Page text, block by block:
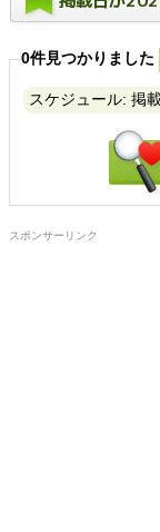
0件見つかりました
スケジュール: 掲
スポンサーリンク